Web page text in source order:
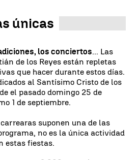
únicas
los conciertos... Las
de los Reyes están repletas
que hacer durante estos días.
al Santísimo Cristo de los
el pasado domingo 25 de
1 de septiembre.
suponen una de las
no es la única actividad
estas fiestas.